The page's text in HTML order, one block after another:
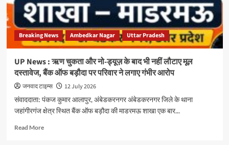
कागजात
लौटाने
का
आरोप,
ऑफ
बड़ौदा
माडरमऊ
शाखा
पर
परिवार
Breaking News Ambedkar Nagar Uttar Pradesh
UP News : ऋण चुकता और नो-ड्यूज़ के बाद भी नहीं लौटाए मूल
दस्तावेज, बैंक ऑफ बड़ौदा पर परिवार ने लगाए गंभीर आरोप
जनवाद टाइम्स
12 July 2026
संवाददाता: पंकज कुमार आलापुर, अंबेडकरनगर अंबेडकरनगर जिले के थाना
जहांगीरगंज क्षेत्र स्थित बैंक ऑफ बड़ौदा की माडरमऊ शाखा एक बार...
Read MoreRead